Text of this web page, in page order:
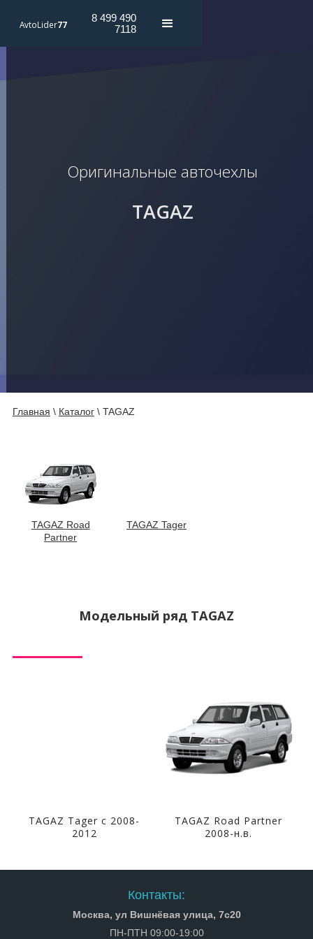
AvtoLider77
8 499 490
7118
Оригинальные авточехлы
TAGAZ
Главная \ Каталог \ TAGAZ
TAGAZ Road
Partner
TAGAZ Tager
Модельный ряд TAGAZ
TAGAZ Tager с 2008-
2012
TAGAZ Road Partner
2008-н.в.
Контакты:
Москва, ул Вишнёвая улица, 7с20
ПН-ПТН 09:00-19:00